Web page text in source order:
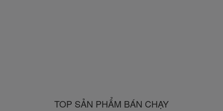
TOP SẢN PHẨM BÁN CHẠY